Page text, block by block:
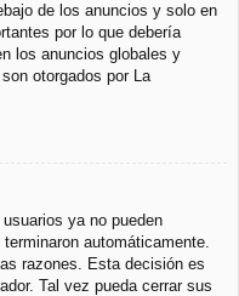
de los anuncios y solo en
por lo que debería
los anuncios globales y
otorgados por La
ya no pueden
automáticamente.
razones. Esta decisión es
Tal vez pueda cerrar sus